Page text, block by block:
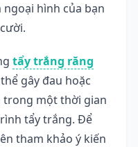
hình của bạn
tẩy trắng răng
gây đau hoặc
trong một thời gian
tẩy trắng. Để
tham khảo ý kiến